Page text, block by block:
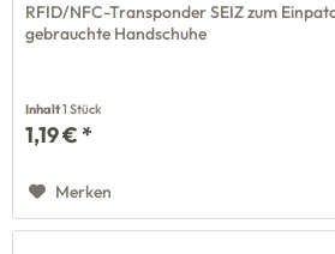
RFID/NFC-Transponder SEIZ zum
gebrauchte Handschuhe
Inhalt1 Stück
1,19 € *
Merken